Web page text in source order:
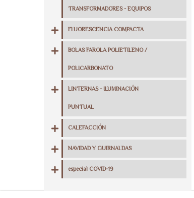
TRANSFORMADORES - EQUIPOS
FLUORESCENCIA COMPACTA
BOLAS FAROLA POLIETILENO /
POLICARBONATO
LINTERNAS - ILUMINACIÓN
PUNTUAL
CALEFACCIÓN
NAVIDAD Y GUIRNALDAS
especial COVID-19